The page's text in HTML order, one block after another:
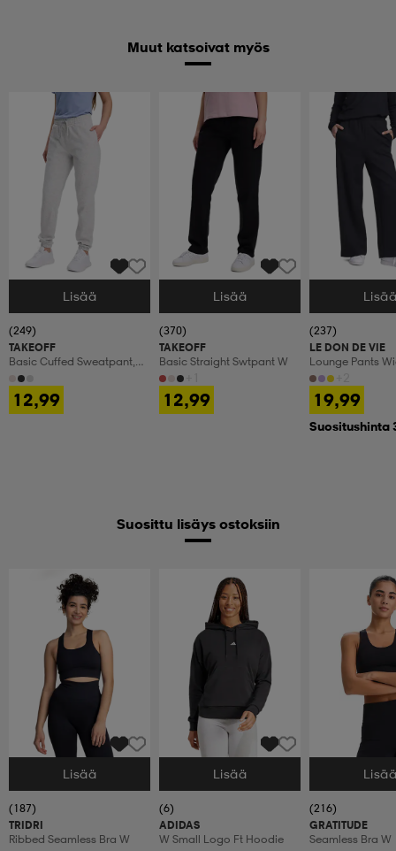
Muut katsoivat myös
Valitse Koko
Lisää
(249)
TAKEOFF
Basic Cuffed Sweatpant,
Olohousut, Naisten
12,99
Valitse Koko
Lisää
(370)
TAKEOFF
Basic Straight Swtpant W
12,99
Valitse Koko
(237)
LE DON DE VIE
Lounge Pants
19,99
Suositushinta
Suosittu lisäys ostoksiin
Valitse Koko
Lisää
(187)
TRIDRI
Ribbed Seamless Bra W
Valitse Koko
Lisää
(6)
ADIDAS
W Small Logo Ft Hoodie
Valitse Koko
(216)
GRATITUDE
Seamless Bra W